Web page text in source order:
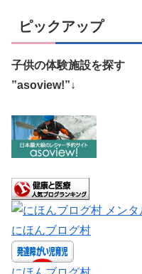
ピックアップ
子供の体験施設を探す
”asoview!”↓
にほんブログ村